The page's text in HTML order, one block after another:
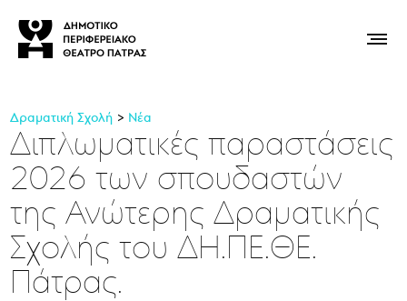
Δραματική Σχολή Νέα
Διπλωματικές παραστάσεις
2026 των σπουδαστών
της Ανώτερης Δραματικής
Σχολής του ΔΗ.ΠΕ.ΘΕ.
Πάτρας.